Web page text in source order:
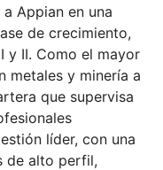
Appian en una
de crecimiento,
y II. Como el mayor
metales y minería a
que supervisa
líder, con una
de alto perfil,